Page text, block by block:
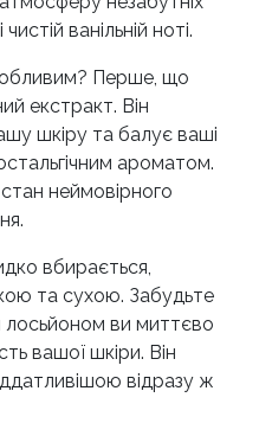
ванільній ноті.
Перше, що
екстракт. Він
шкіру та балує ваші
ароматом.
неймовірного
вбирається,
та сухою. Забудьте
лосьйоном ви миттєво
вашої шкіри. Він
відразу ж